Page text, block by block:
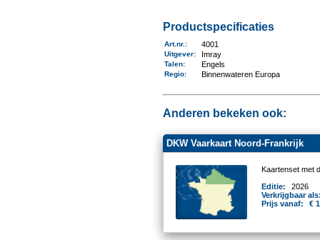
Productspecificaties
Art.nr. : 4001
Uitgever: Imray
Talen: Engels
Regio: Binnenwateren Europa
Anderen bekeken ook:
DKW Vaarkaart Noord-Frankrijk
Kaartenset met
Editie:
2026
Verkrijgbaar
Prijs vanaf:
€